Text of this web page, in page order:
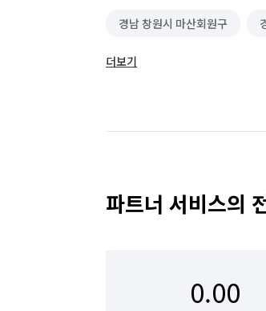
경남 창원시 마산회원구
경남 창원시 진해구
부산 해운대구 울산 남구
더보기
파트너 서비스의
0.00